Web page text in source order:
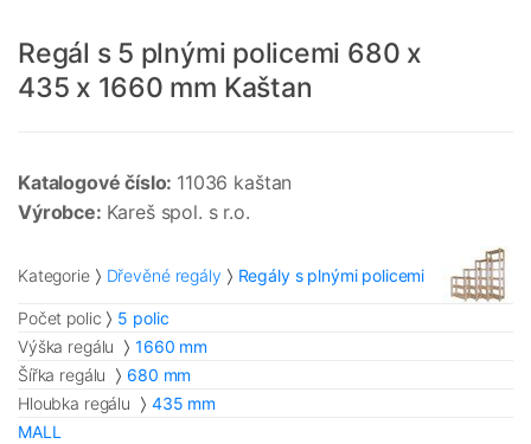
Regál s 5 plnými policemi 680 x
435 x 1660 mm Kaštan
Katalogové číslo: 11036 kaštan
Výrobce: Kareš spol. s r.o.
Kategorie Dřevěné regály Regály s plnými policemi
Počet polic
5 polic
Výška regálu
1660 mm
Šířka regálu
680 mm
Hloubka regálu
435 mm
MALL